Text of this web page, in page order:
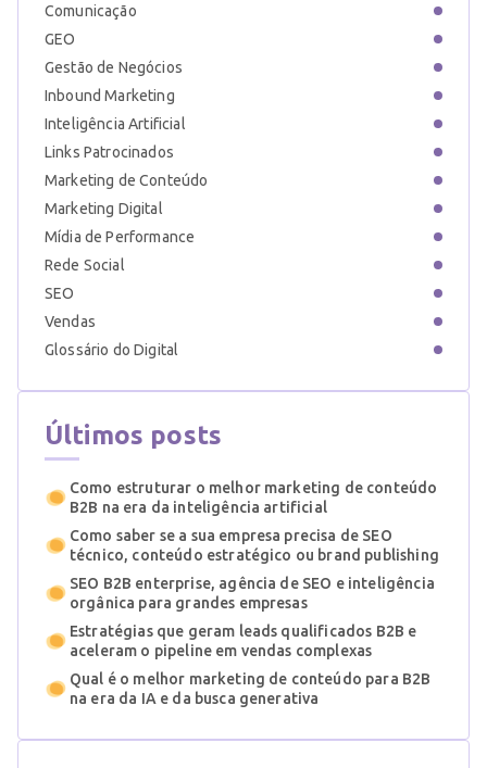
Comunicação
GEO
Gestão de Negócios
Inbound Marketing
Inteligência Artificial
Links Patrocinados
Marketing de Conteúdo
Marketing Digital
Mídia de Performance
Rede Social
SEO
Vendas
Glossário do Digital
Últimos posts
Como estruturar o melhor marketing de conteúdo
B2B na era da inteligência artificial
Como saber se a sua empresa precisa de SEO
técnico, conteúdo estratégico ou brand publishing
SEO B2B enterprise, agência de SEO e inteligência
orgânica para grandes empresas
Estratégias que geram leads qualificados B2B e
aceleram o pipeline em vendas complexas
Qual é o melhor marketing de conteúdo para B2B
na era da IA e da busca generativa